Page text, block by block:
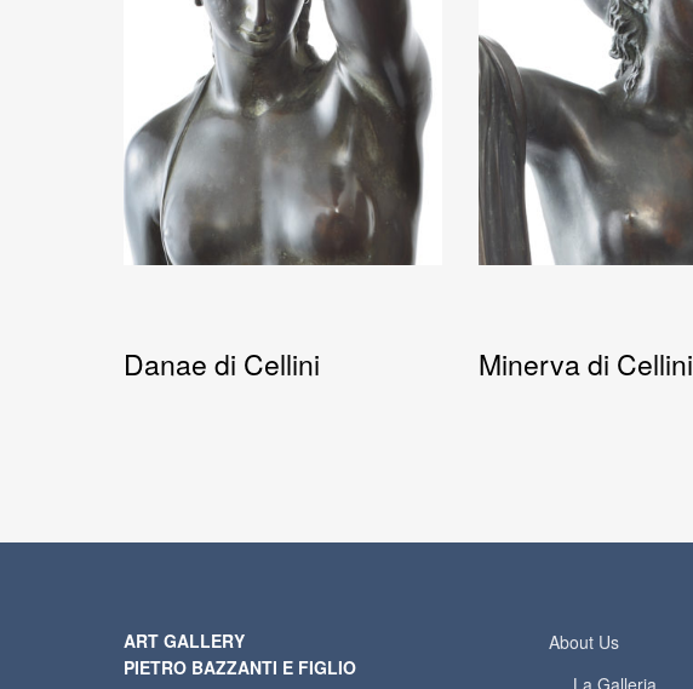
Danae di Cellini Minerva di Cellini
ART GALLERY
PIETRO BAZZANTI E FIGLIO
About Us